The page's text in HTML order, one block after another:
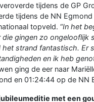
tijdens de GP
tijdens de NN
topveld. “In het
die gingen zo ongelooflijk
het strand fantastisch. Er
en ik heb
ging de eer naar
en 01:24:44 op de NN
met een